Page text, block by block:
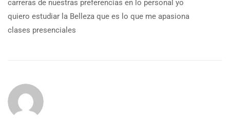
carreras de nuestras preferencias en lo personal yo
quiero estudiar la Belleza que es lo que me apasiona
clases presenciales